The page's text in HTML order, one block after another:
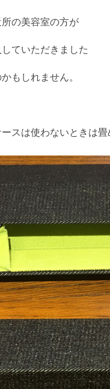
の美容室の方が
ていただきました
もしれません。
スは使わないときは畳